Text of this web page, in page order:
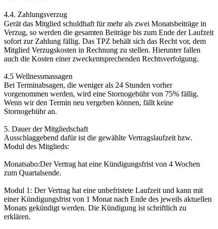
4.4. Zahlungsverzug
Gerät das Mitglied schuldhaft für mehr als zwei Monatsbeiträge in
Verzug, so werden die gesamten Beiträge bis zum Ende der Laufzeit
sofort zur Zahlung fällig. Das TPZ behält sich das Recht vor, dem
Mitglied Verzugskosten in Rechnung zu stellen. Hierunter fallen
auch die Kosten einer zweckentsprechenden Rechtsverfolgung.
4.5 Wellnessmassagen
Bei Terminabsagen, die weniger als 24 Stunden vorher
vorgenommen werden, wird eine Stornogebühr von 75% fällig.
Wenn wir den Termin neu vergeben können, fällt keine
Stornogebühr an.
5. Dauer der Mitgliedschaft
Ausschlaggebend dafür ist die gewählte Vertragslaufzeit bzw.
Modul des Mitglieds:
Monatsabo:Der Vertrag hat eine Kündigungsfrist von 4 Wochen
zum Quartalsende.
Modul 1: Der Vertrag hat eine unbefristete Laufzeit und kann mit
einer Kündigungsfrist von 1 Monat nach Ende des jeweils aktuellen
Monats gekündigt werden. Die Kündigung ist schriftlich zu
erklären.